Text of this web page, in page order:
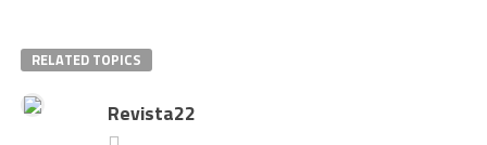
RELATED TOPICS
Revista22